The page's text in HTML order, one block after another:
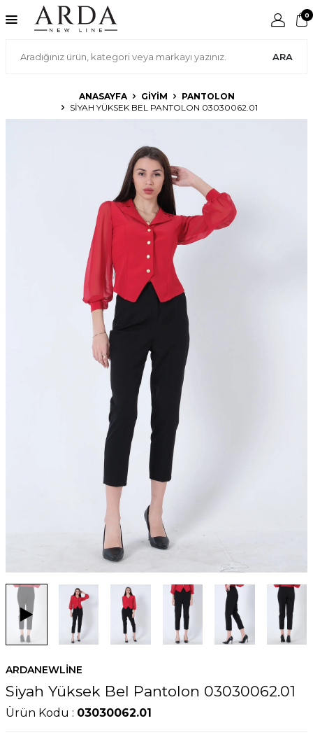
ARA
0
ANASAYFA GIYIM
PANTOLON
SIYAH YÜKSEK BEL PANTOLON 03030062.01
ARDANEWLINE
Siyah Yüksek Bel Pantolon 03030062.01
Ürün Kodu : 03030062.01